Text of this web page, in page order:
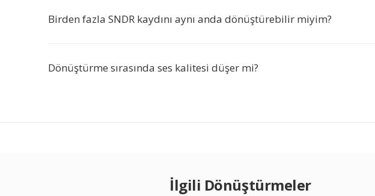
Birden fazla SNDR kaydını aynı anda dönüştürebilir miyim?
Dönüştürme sırasında ses kalitesi düşer mi?
İlgili Dönüştürmeler